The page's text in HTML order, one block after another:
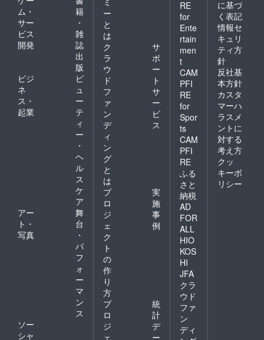
ム・
サー
ビス
開発
籍
・
雑
誌
出
版
ビジ
ネ
ス・
起業
ビ
ュ
ー
テ
ィ
ー
・
ヘ
ル
ス
ケ
ア
アー
ト・
写真
舞
台
・
パ
フ
ォ
ー
マ
ン
ス
ソー
シャ
ー
と
は
ク
ラ
ウ
ド
フ
ァ
ン
デ
ィ
ン
グ
と
は
サ
ポ
ー
ト
サ
ー
ビ
ス
プ
ロ
ジ
ェ
ク
ト
の
作
り
方
実
施
事
例
プ
ロ
ジ
ェ
統
計
デ
ー
RE
for
Ente
rtain
men
t
CAM
PFI
RE
for
Spor
ts
CAM
PFI
RE
ふる
さと
納税
AD
FOR
ALL
HIO
KOS
HI
JFA
クラ
ウド
ファ
ン
ディ
に基づ
く表記
情報セ
キュリ
ティ方
針
反社基
本方針
カスタ
マーハ
ラスメ
ントに
対する
考え方
クッ
キーポ
リシー